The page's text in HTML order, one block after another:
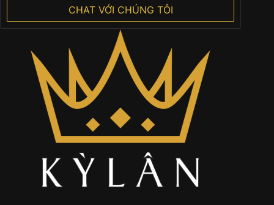
CHAT VỚI CHÚNG TÔI